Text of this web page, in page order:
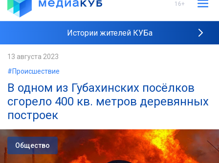
16+
Истории жителей КУБа
Наши интервью
13 августа 2023
#Происшествие
В одном из Губахинских посёлков
сгорело 400 кв. метров деревянных
построек
Общество